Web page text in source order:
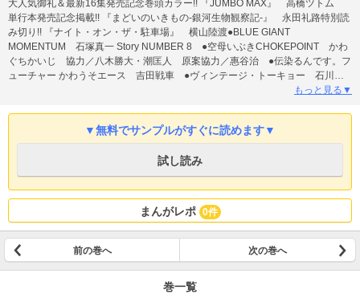
大人気御礼＆最新16集発売記念巻頭カラー!! 『JUMBO MAX』 高橋ツトム
単行本発売記念掲載!! 『まどいのいきもの-銀河生物観察記-』 永田礼路特別読
み切り!! 『ナイト・オン・ザ・駐車場』 横山陸渡●BLUE GIANT
MOMENTUM 石塚真一 Story NUMBER 8 ●空母いぶきCHOKEPOINT かわ
ぐちかいじ 協力／八木勝大・潮匡人 原案協力／惠谷治 ●伝染るんです。フ
ューチャー かわうそエース 吉田戦車 ●ヴィンテージ・トーキョー 石川優
吾 ●猫と文豪 中川いさみ ●昭和トラベラー 北見けんいち ●うっちゃれ
ル・ザムライ 細野不二彦 ●無色とリボン 桃奈 ●化けの皮のヒトバケ 佐
藤さつき ●宗像教授世界篇 星野之宣 ●ゴルゴ13 原作／さいとう・たかを
さいとう・プロ作品 ●ひねもすのたり日記 ちばてつや ●充実コラム!! [ニ
ュースの裏×表交差点] 夏原武 ※『ビッグコミック』デジタル版には、紙版
の付録、特典等は含まれません。
もっと見る▼
▼無料でサンプルがすぐに読めます▼
試し読み
まんがレポ 0件
前の巻へ 次の巻へ
巻一覧